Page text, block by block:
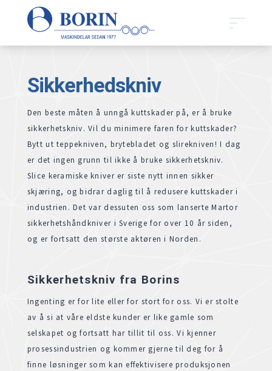
Sikkerhedskniv
Den beste måten å unngå kuttskader på, er å bruke
sikkerhetskniv. Vil du minimere faren for kuttskader?
Bytt ut teppekniven, brytebladet og slirekniven! I dag
er det ingen grunn til ikke å bruke sikkerhetskniv.
Slice keramiske kniver er siste nytt innen sikker
skjæring, og bidrar daglig til å redusere kuttskader i
industrien. Det var dessuten oss som lanserte Martor
sikkerhetshåndkniver i Sverige for over 10 år siden,
og er fortsatt den største aktøren i Norden.
Sikkerhetskniv fra Borins
Ingenting er for lite eller for stort for oss. Vi er stolte
av å si at våre eldste kunder er like gamle som
selskapet og fortsatt har tillit til oss. Vi kjenner
prosessindustrien og kommer gjerne til deg for å
finne løsninger som kan effektivisere produksjonen